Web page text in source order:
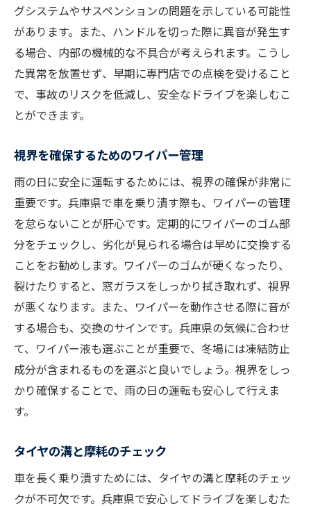
グシステムやサスペンションの問題を示している可能性
があります。また、ハンドルを切った際に異音が発生す
る場合、内部の機械的な不具合が考えられます。こうし
た異常を放置せず、早期に専門店での点検を受けること
で、事故のリスクを低減し、安全なドライブを楽しむこ
とができます。
視界を確保するためのワイパー管理
雨の日に安全に運転するためには、視界の確保が非常に
重要です。兵庫県で車を乗り潰す際も、ワイパーの管理
を怠らないことが肝心です。定期的にワイパーのゴム部
分をチェックし、劣化が見られる場合は早めに交換する
ことをお勧めします。ワイパーのゴムが硬くなったり、
裂けたりすると、窓ガラスをしっかり拭き取れず、視界
が悪くなります。また、ワイパーを動作させる際に音が
する場合も、交換のサインです。兵庫県の気候に合わせ
て、ワイパー液も選ぶことが重要で、冬場には凍結防止
成分が含まれるものを選ぶと良いでしょう。視界をしっ
かり確保することで、雨の日の運転も安心して行えま
す。
タイヤの溝と摩耗のチェック
車を長く乗り潰すためには、タイヤの溝と摩耗のチェッ
クが不可欠です。兵庫県で安心してドライブを楽しむた